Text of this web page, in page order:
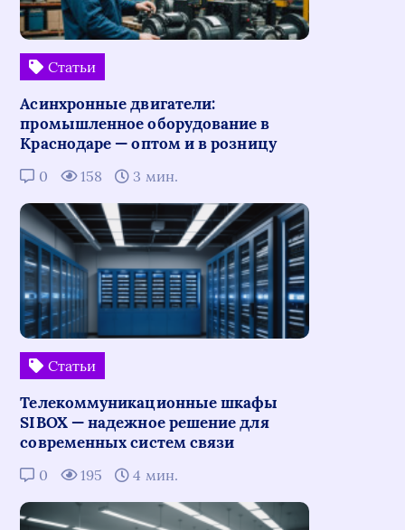
Статьи
Асинхронные двигатели:
промышленное оборудование в
Краснодаре — оптом и в розницу
0 158 3 мин.
Статьи
Телекоммуникационные шкафы
SIBOX — надежное решение для
современных систем связи
0 195 4 мин.